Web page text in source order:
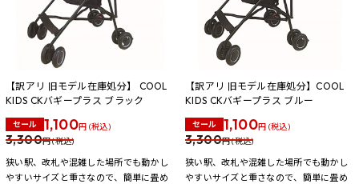
【訳アリ 旧モデル在庫処分】 COOL
KIDS CKバギープラス ブラック
セール 1,100円 (税込)
3,300円 (税込)
狭い駅、改札や混雑した場所でも動かし
やすいサイズと重さなので、簡単に畳め
【訳アリ 旧モデル在庫処分】COOL
KIDS CKバギープラス ブルー
セール 1,100円 (税込)
3,300円 (税込)
狭い駅、改札や混雑した場所でも動かし
やすいサイズと重さなので、簡単に畳め